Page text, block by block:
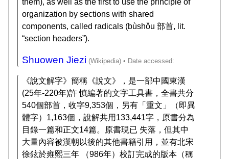
organization by sections with shared
components, called radicals (bùshǒu 部首, lit.
“section headers”).
Shuowen Jiezi
《說文解字》簡稱《說文》，是一部中國東漢
(25年-220年)許 慎編著的文字工具書，全書共分
540個部首，收字9,353個，另有「重文」（即異
體字）1,163個，說解共用133,441字，原書分為
目錄一篇和正文14篇。原書現已 失落，但其中
大量內容被漢朝以後的其他書籍引用，並有北宋
徐鉉於雍熙三年 （986年）校訂完成的版本（稱